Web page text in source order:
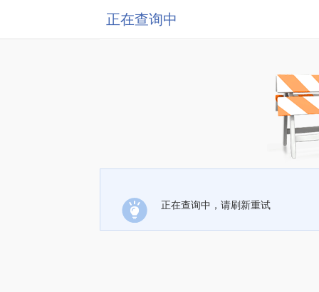
正在查询中
正在查询中，请刷新重试